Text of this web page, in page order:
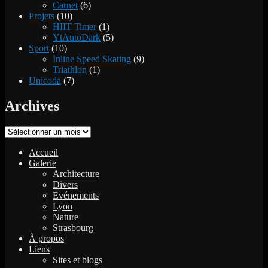
Carnet (6)
Projets (10)
HIIT Timer(1)
YtAutoDark (5)
Sport (10)
Inline Speed Skating (9)
Triathlon (1)
Unicoda (7)
Archives
Archives
Accueil
Galerie
Architecture
Divers
Evénements
Lyon
Nature
Strasbourg
À propos
Liens
Sites et blogs